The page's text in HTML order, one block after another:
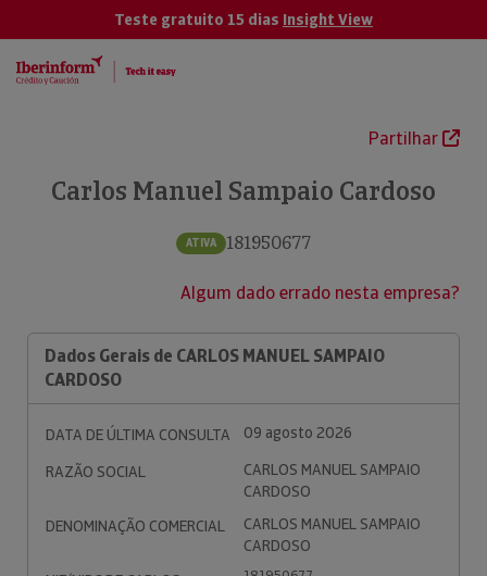
Teste gratuito 15 dias Insight View
Partilhar
Carlos Manuel Sampaio Cardoso
ATIVA 181950677
Algum dado errado nesta empresa?
Dados Gerais de CARLOS MANUEL SAMPAIO
CARDOSO
DATA DE ÚLTIMA CONSULTA
09 agosto 2026
RAZÃO SOCIAL
CARLOS MANUEL SAMPAIO
CARDOSO
DENOMINAÇÃO COMERCIAL
CARLOS MANUEL SAMPAIO
CARDOSO